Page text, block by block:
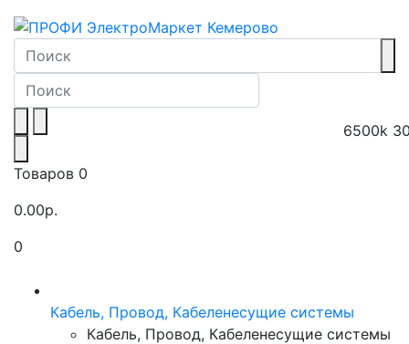
Товаров 0
0.00р.
0
Кабель, Провод, Кабеленесущие системы
Кабель, Провод, Кабеленесущие системы
6500k